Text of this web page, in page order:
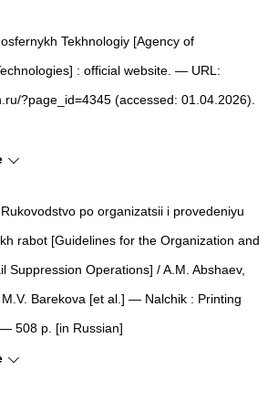
Tekhnologiy [Agency of
: official website. — URL:
?page_id=4345 (accessed: 01.04.2026).
po organizatsii i provedeniyu
rabot [Guidelines for the Organization and
Suppression Operations] / A.M. Abshaev,
M.V. Barekova [et al.] — Nalchik : Printing
508 p. [in Russian]